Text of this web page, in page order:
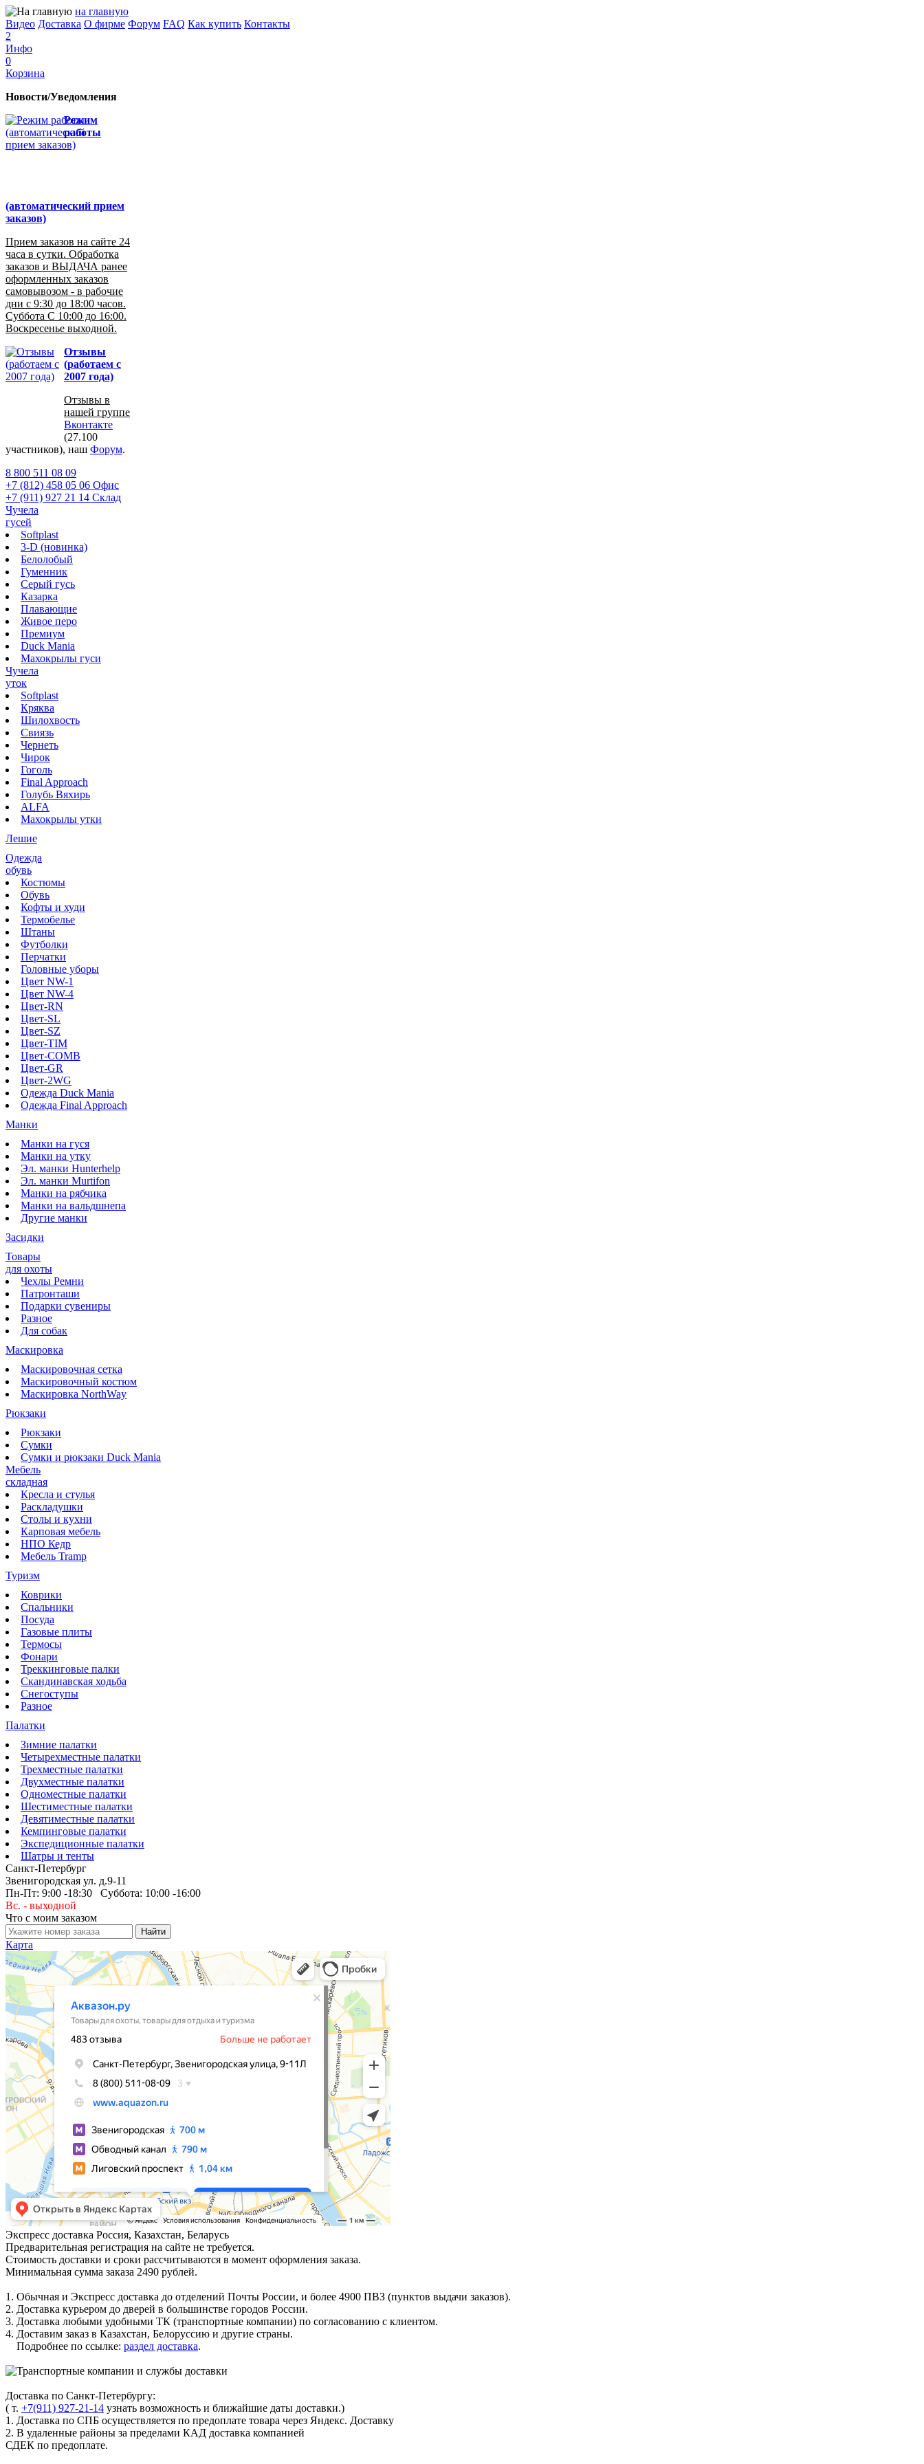
на главную
Видео Доставка О фирме Форум FAQ Как купить Контакты
2
Инфо
0
Корзина
Новости/Уведомления
Режим
работы
(автоматический прием
заказов)
Прием заказов на сайте 24
часа в сутки. Обработка
заказов и ВЫДАЧА ранее
оформленных заказов
самовывозом - в рабочие
дни с 9:30 до 18:00 часов.
Суббота С 10:00 до 16:00.
Воскресенье выходной.
Отзывы
(работаем с
2007 года)
Отзывы в
нашей группе
Вконтакте
(27.100
участников), наш Форум.
8 800 511 08 09
+7 (812) 458 05 06 Офис
+7 (911) 927 21 14 Склад
Чучела
гусей
Softplast
3-D (новинка)
Белолобый
Гуменник
Серый гусь
Казарка
Плавающие
Живое перо
Премиум
Duck Mania
Махокрылы гуси
Чучела
уток
Softplast
Кряква
Шилохвость
Свиязь
Чернеть
Чирок
Гоголь
Final Approach
Голубь Вяхирь
ALFA
Махокрылы утки
Лешие
Одежда
обувь
Костюмы
Обувь
Кофты и худи
Термобелье
Штаны
Футболки
Перчатки
Головные уборы
Цвет NW-1
Цвет NW-4
Цвет-RN
Цвет-SL
Цвет-SZ
Цвет-TIM
Цвет-COMB
Цвет-GR
Цвет-2WG
Одежда Duck Mania
Одежда Final Approach
Манки
Манки на гуся
Манки на утку
Эл. манки Hunterhelp
Эл. манки Murtifon
Манки на рябчика
Манки на вальдшнепа
Другие манки
Засидки
Товары
для охоты
Чехлы Ремни
Патронташи
Подарки сувениры
Разное
Для собак
Маскировка
Маскировочная сетка
Маскировочный костюм
Маскировка NorthWay
Рюкзаки
Рюкзаки
Сумки
Сумки и рюкзаки Duck Mania
Мебель
складная
Кресла и стулья
Раскладушки
Столы и кухни
Карповая мебель
НПО Кедр
Мебель Tramp
Туризм
Коврики
Спальники
Посуда
Газовые плиты
Термосы
Фонари
Треккинговые палки
Скандинавская ходьба
Снегоступы
Разное
Палатки
Зимние палатки
Четырехместные палатки
Трехместные палатки
Двухместные палатки
Одноместные палатки
Шестиместные палатки
Девятиместные палатки
Кемпинговые палатки
Экспедиционные палатки
Шатры и тенты
Санкт-Петербург
Звенигородская ул. д.9-11
Пн-Пт: 9:00 -18:30 Суббота: 10:00 -16:00
Вс. - выходной
Что с моим заказом
Карта
Экспресс доставка Россия, Казахстан, Беларусь
Предварительная регистрация на сайте не требуется.
Стоимость доставки и сроки рассчитываются в момент оформления заказа.
Минимальная сумма заказа 2490 рублей.
1. Обычная и Экспресс доставка до отделений Почты России, и более 4900 ПВЗ (пунктов выдачи заказов).
2. Доставка курьером до дверей в большинстве городов России.
3. Доставка любыми удобными ТК (транспортные компании) по согласованию с клиентом.
4. Доставим заказ в Казахстан, Белоруссию и другие страны.
Подробнее по ссылке: раздел доставка.
Доставка по Санкт-Петербургу:
( т. +7(911) 927-21-14 узнать возможность и ближайшие даты доставки.)
1. Доставка по СПБ осуществляется по предоплате товара через Яндекс. Доставку
2. В удаленные районы за пределами КАД доставка компанией
СДЕК по предоплате.